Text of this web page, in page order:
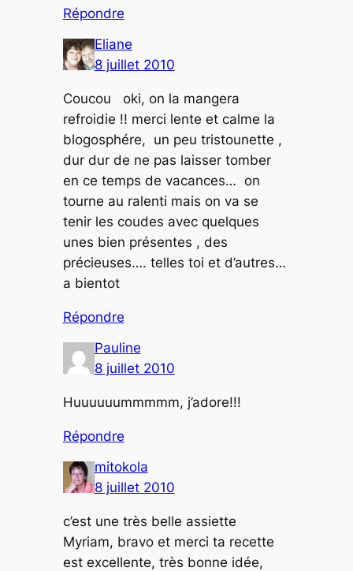
Répondre
Eliane
8 juillet 2010
Coucou oki, on la mangera
refroidie !! merci lente et calme la
blogosphére, un peu tristounette ,
dur dur de ne pas laisser tomber
en ce temps de vacances… on
tourne au ralenti mais on va se
tenir les coudes avec quelques
unes bien présentes , des
précieuses…. telles toi et d’autres…
a bientot
Répondre
Pauline
8 juillet 2010
Huuuuuummmmm, j’adore!!!
Répondre
mitokola
8 juillet 2010
c’est une très belle assiette
Myriam, bravo et merci ta recette
est excellente, très bonne idée,